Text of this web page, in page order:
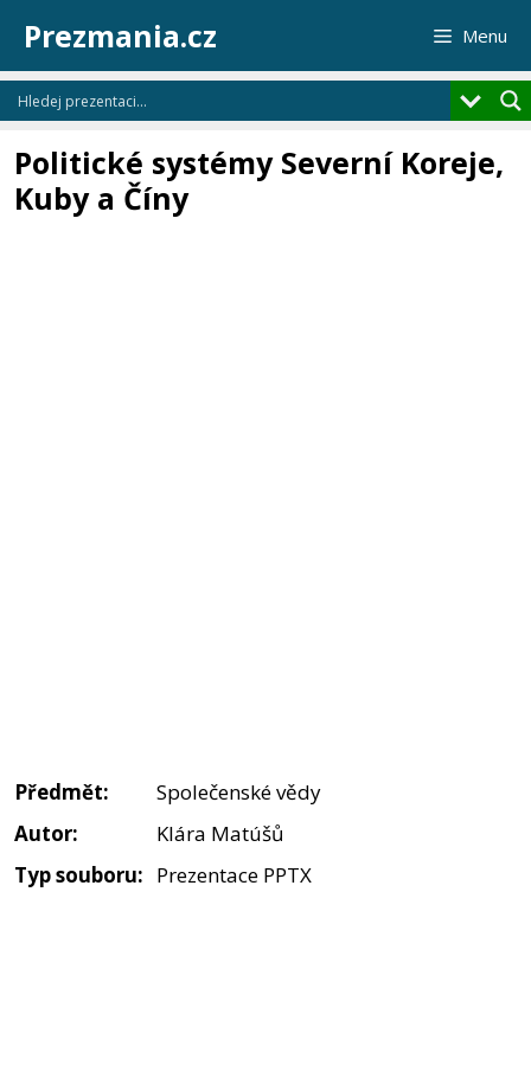
obsah
Prezmania.cz Menu
Politické systémy Severní Koreje,
Kuby a Číny
Předmět:
Společenské vědy
Autor:
Klára Matúšů
Typ souboru: Prezentace PPTX